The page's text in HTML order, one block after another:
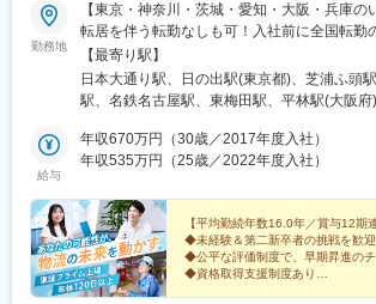
岡天神駅、今池駅(愛知県)、桜駅(愛知県)、
川橋駅、平安通駅、浄心駅、金山駅(愛知県)
駅、栄生駅、中村日赤駅、呼続駅、黒川駅(愛
県)、京阪大津京駅、滋賀里駅、坂本比叡山
駅、大和高田駅、八木西口駅、山陽明石駅、
駅、垂水駅、西灘駅、月見山駅、甲南山手駅
新田駅、高根木戸駅、三咲駅、五反野駅、大
又駅、志村坂上駅、地下鉄赤塚駅、菊川駅(東
形町駅、白山駅(東京都)、西台駅、小村井駅
国駅(都営線)、柏原南口駅、ＪＲ野江駅、Ｊ
(大阪府)、綾ノ町駅、関目高殿駅、大阪上本
辺駅、野田阪神駅、伽羅橋・北駅、天満橋駅
勤務地
【東京・神奈川・茨城・愛知・大阪・兵庫
転居を伴う転勤なしも可！入社前に全国転勤
す。★自動車通勤OK（配属先による）★受動
（屋内／屋外に喫煙可能場所あり）◆本社神
仲通2-15＞関内駅より徒歩8分・日本大通り
歩10分◆東京海運支店東京都港区海岸3-30-1
ぐ・田町駅より徒歩15分◆川崎支店神奈川県
市砂山2774－23＞JRバス「かしま号」東京
「鹿島セントラルホテル」下車◆中部支店愛
名駅4-26-22＞名古屋駅より徒歩6分◆関西支
堂山町3-3＞東梅田駅より徒歩7分・大阪駅よ
支店大阪府堺市堺区築港八幡町1-157＞堺駅
【最寄り駅】
日本大通り駅、日の出駅(東京都)、芝浦ふ頭
駅、名鉄名古屋駅、東梅田駅、平林駅(大阪府
第３ターミナル駅(東京モノレール)、生麦駅
手駅、昭和駅、牟礼駅、石部駅、東京ビッグ
駅、堺駅、光明池駅、王寺駅、鹿島神宮駅、
ートタウン西駅、貿易センター駅、アイラン
駅、青木駅、厄神駅、木津駅(兵庫県)、曽根
石山寺駅、長岡京駅、水口城南駅、西二見駅
金川駅、出来島駅、塚本駅、因幡社駅、天和
給与
年収670万円（30歳／2017年度入社）
年収535万円（25歳／2022年度入社）
【平均勤続年数16.0年／賞与12期
◆未経験＆第二新卒者の挑戦を歓迎
◆公平な評価制度で、早期昇進の
◆資格取得支援制度あり